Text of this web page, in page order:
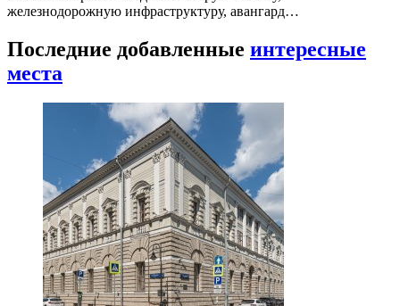
железнодорожную инфраструктуру, авангард…
Последние добавленные интересные
места